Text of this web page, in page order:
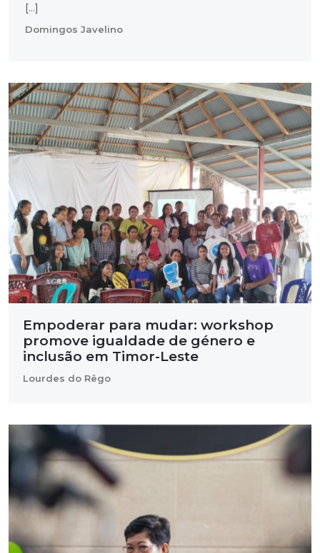
[…]
Domingos Javelino
Empoderar para mudar: workshop
promove igualdade de género e
inclusão em Timor-Leste
Lourdes do Rêgo